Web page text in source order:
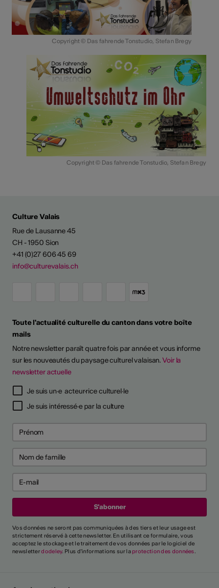
prévenir
prévenir
je reconnu
culturel
?
critères généraux et
Copyright © Das fahrende Tonstudio, Stefan Bregy
Copyright © Das fahrende Tonstudio, Stefan Bregy
Culture Valais
Rue de Lausanne 45
CH - 1950 Sion
+41 (0)27 606 45 69
info@culturevalais.ch
Toute l'actualité culturelle du canton dans votre boîte
mails
Notre newsletter paraît quatre fois par année et vous informe
sur les nouveautés du paysage culturel valaisan.Voir la
newsletter actuelle
Je suis un·e acteur·rice culturel·le
Je suis intéressé·e par la culture
Vos données ne seront pas communiquées à des tiers et leur usage est
strictement réservé à cette newsletter. En utilisant ce formulaire, vous
acceptez le stockage et le traitement de vos données par le logiciel de
newsletterdodeley. Plus d'informations sur la protection des données.